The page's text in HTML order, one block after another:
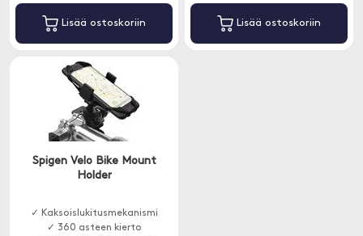
Lisää ostoskoriin Lisää ostoskoriin
Spigen Velo Bike Mount
Holder
✓ Kaksoislukitusmekanismi
✓ 360 asteen kierto